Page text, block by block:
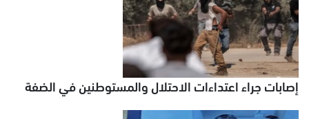
إصابات جراء اعتداءات الاحتلال والمستوطنين في الضفة